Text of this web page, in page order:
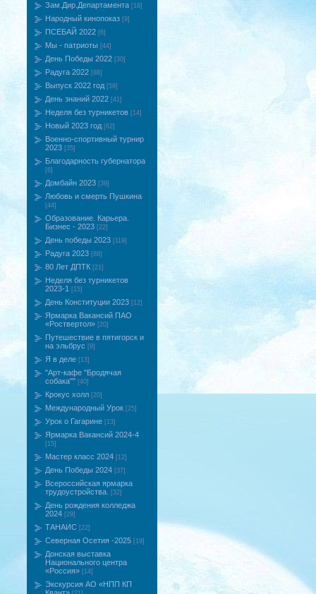
Зам.Дир.Департамента [18]
Народный кинопоказ [9]
ПСЕБАЙ 2022 [6]
Мы - патриоты [44]
День Победы 2022 [30]
Радуга 2022 [88]
Выпуск 2022 год [59]
День знаний 2022 [41]
Неделя без турникетов [14]
Новый 2023 год [62]
Военно-спортивный турнир
2023 [35]
Благодарность губернатора
[6]
Домбайн 2023 [39]
Любовь и смерть Пушкина
[44]
Образование. Карьера.
Бизнес - 2023 [22]
День победы 2023 [119]
Радуга 2023 [88]
80 Лет ДПТК [21]
Неделя без турникетов
2023-1 [15]
День Конституции 2023 [12]
Ярмарка Вакансий ПАО
«Роствертол» [20]
Путешествие в пятигорск и
на эльбрус [9]
Я в деле [13]
"Арт-кафе "Бродячая
собака"" [40]
Крокус холл [20]
Международный Урок [25]
Урок о Гагарине [13]
Ярмарка Вакансий 2024-4
[15]
Мастер класс 2024 [12]
День Победы 2024 [37]
Всероссийская ярмарка
трудоустройства.
[32]
День рождения колледжа
2024 [29]
ТАНАИС [22]
Северная Осетия -2025 [19]
Донская выставка
Национального центра
«Россия» [14]
Экскурсия АО «НПП КП